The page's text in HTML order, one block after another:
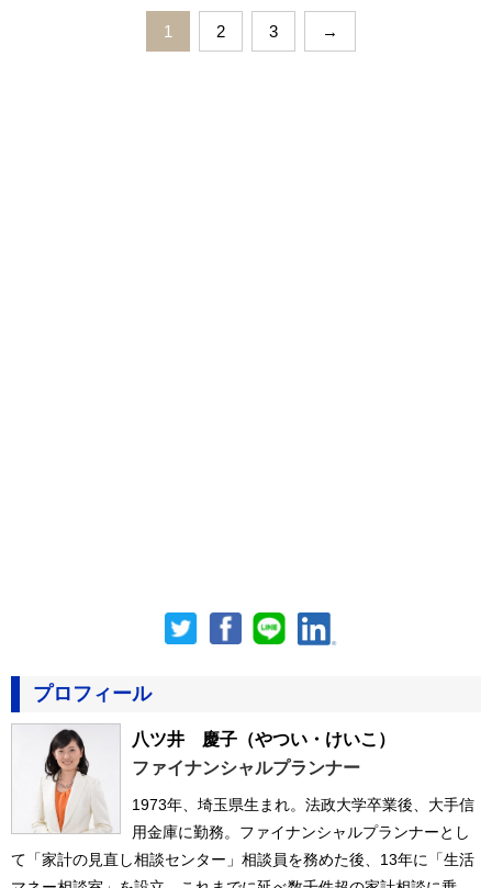
1 2 3 →
プロフィール
八ツ井 慶子 （やつい・けいこ）
ファイナンシャルプランナー
1973年、埼玉県生まれ。法政大学卒業後、大手信
用金庫に勤務。ファイナンシャルプランナーとし
て「家計の見直し相談センター」相談員を務めた後、13年に「生活